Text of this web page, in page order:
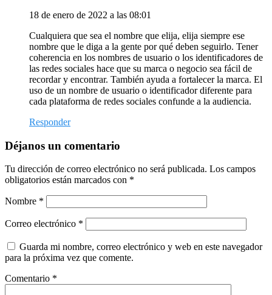
18 de enero de 2022 a las 08:01
Cualquiera que sea el nombre que elija, elija siempre ese
nombre que le diga a la gente por qué deben seguirlo. Tener
coherencia en los nombres de usuario o los identificadores de
las redes sociales hace que su marca o negocio sea fácil de
recordar y encontrar. También ayuda a fortalecer la marca. El
uso de un nombre de usuario o identificador diferente para
cada plataforma de redes sociales confunde a la audiencia.
Responder
Déjanos un comentario
Tu dirección de correo electrónico no será publicada. Los campos
obligatorios están marcados con *
Nombre *
Correo electrónico *
Guarda mi nombre, correo electrónico y web en este navegador
para la próxima vez que comente.
Comentario *